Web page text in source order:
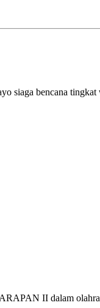
bencana tingkat
II dalam